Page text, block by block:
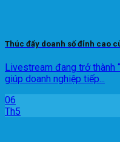
Thúc đẩy doanh số đỉnh cao
Livestream đang trở thành
giúp doanh nghiệp tiếp...
06
Th5